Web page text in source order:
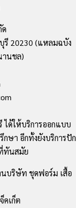
รี 20230 (แหลมฉบัง
านชล)
ได้ให้บริการออกแบบ
ษา อีกทั้งยังบริการปัก
ทันสมัย
บริษัท ชุดฟอร์ม เสื้อ
คเก็ต